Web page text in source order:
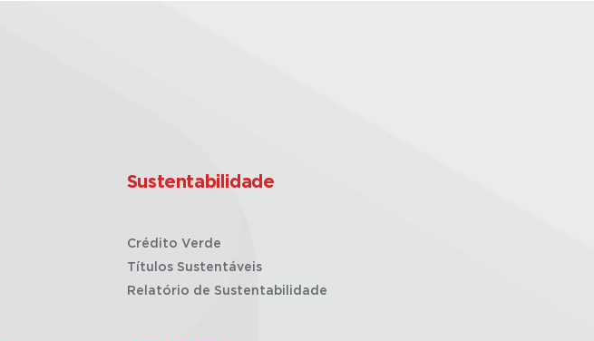
Sustentabilidade
Crédito Verde
Títulos Sustentáveis
Relatório de Sustentabilidade